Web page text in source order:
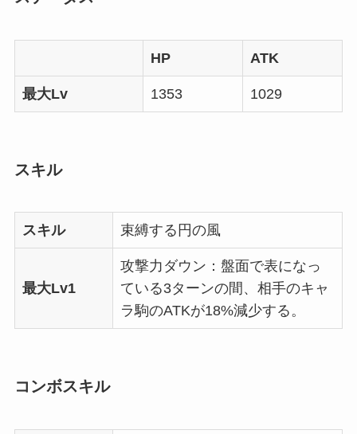
HP ATK
最大Lv 1353 1029
スキル
スキル 束縛する円の風
最大Lv1
攻撃力ダウン：盤面で表になっ
ている3ターンの間、相手のキャ
ラ駒のATKが18%減少する。
コンボスキル